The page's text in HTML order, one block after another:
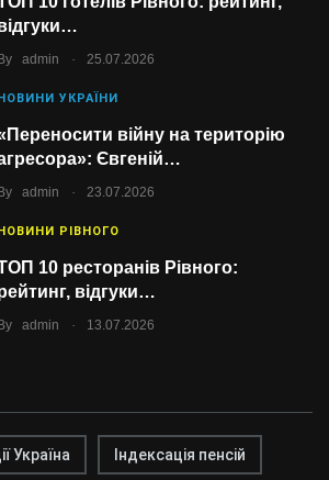
By admin . 25.07.2026
УКРАЇНИ
війну на територію
Євгеній…
By admin . 23.07.2026
РІВНОГО
10 ресторанів Рівного:
відгуки…
By admin . 13.07.2026
Україна Індексація пенсій